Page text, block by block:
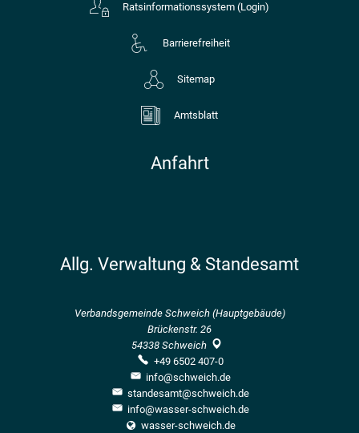
Ratsinformationssystem (Login)
Barrierefreiheit
Sitemap
Amtsblatt
Anfahrt
Allg. Verwaltung & Standesamt
Verbandsgemeinde Schweich (Hauptgebäude)
Brückenstr. 26
54338 Schweich
+49 6502 407-0
info@schweich.de
standesamt@schweich.de
info@wasser-schweich.de
wasser-schweich.de